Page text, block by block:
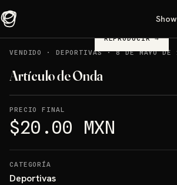
REPRODUCIR→
VENDIDO
· DEPORTIVAS·8 DE MAYO DE
Artículo de Onda
PRECIO FINAL
$20.00 MXN
CATEGORÍA
Deportivas